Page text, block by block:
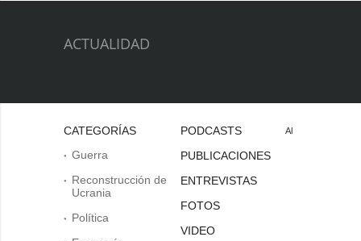
ACTUALIDAD
CATEGORÍAS
Guerra
Reconstrucción de
Ucrania
Política
PODCASTS
PUBLICACIONES
ENTREVISTAS
FOTOS
VIDEO
Al